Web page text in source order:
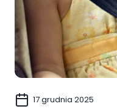
17 grudnia 2025